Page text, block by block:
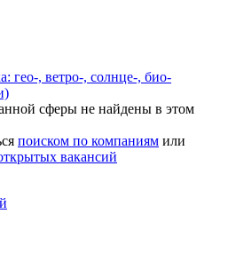
гео-, ветро-, солнце-, био-
сферы не найдены в этом
поиском по компаниям или
вакансий